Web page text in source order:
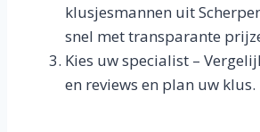
klusjesmannen uit
snel met transparante
Kies uw specialist –
en reviews en plan uw klus.